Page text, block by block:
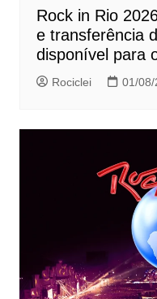
Rock in Rio
e transferência
disponível para
Rociclei 01/08/